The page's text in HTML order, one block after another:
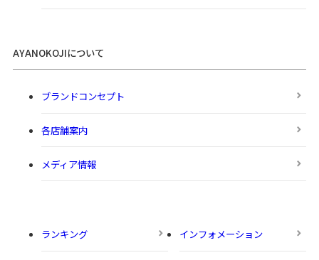
AYANOKOJIについて
ブランドコンセプト
各店舗案内
メディア情報
ランキング インフォメーション